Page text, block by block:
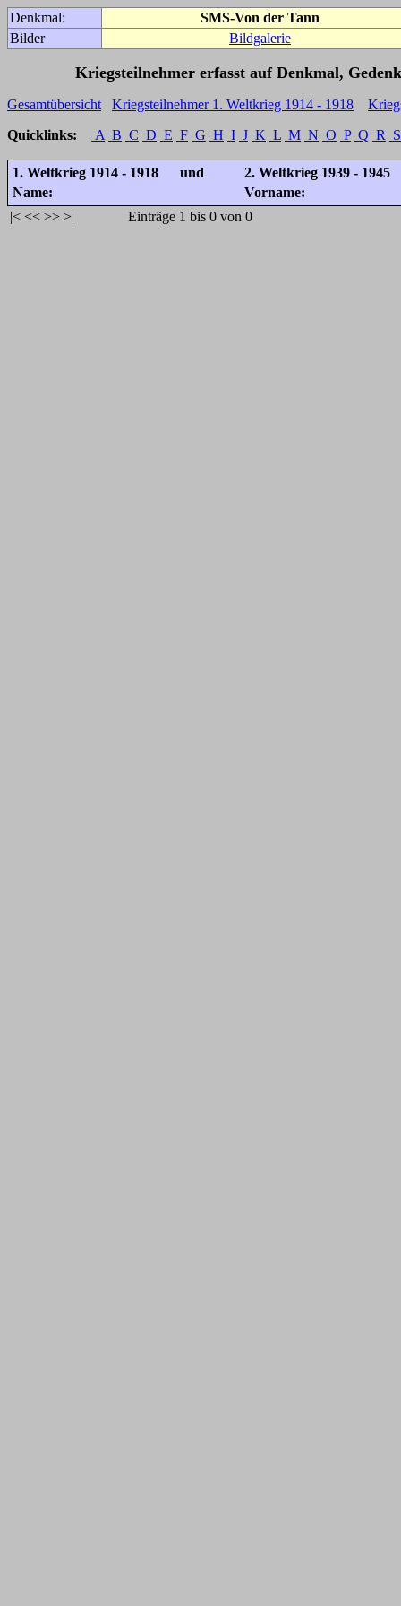
Denkmal:
SMS-Von der Tann
Bilder
Bildgalerie
Kriegsteilnehmer erfasst auf Denkmal,
Gesamtübersicht Kriegsteilnehmer 1. Weltkrieg 1914 - 1918
Quicklinks:
A B C D E F G H I J K L M N O P Q R S
1. Weltkrieg 1914 - 1918 und
2. Weltkrieg 1939 - 1945
Name:
Vorname:
|< << >> >| Einträge 1 bis 0 von 0